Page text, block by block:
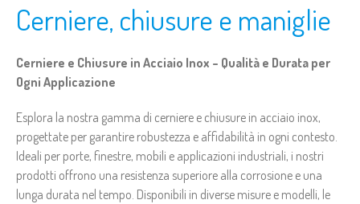
Cerniere, chiusure e maniglie
Cerniere e Chiusure in Acciaio Inox – Qualità e Durata per
Ogni Applicazione
Esplora la nostra gamma di cerniere e chiusure in acciaio inox,
progettate per garantire robustezza e affidabilità in ogni contesto.
Ideali per porte, finestre, mobili e applicazioni industriali, i nostri
prodotti offrono una resistenza superiore alla corrosione e una
lunga durata nel tempo. Disponibili in diverse misure e modelli, le